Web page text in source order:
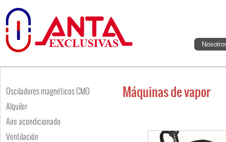
Osciladores magnéticos CMO
Alquiler
Aire acondicionado
Ventilación
Máquinas de vapor